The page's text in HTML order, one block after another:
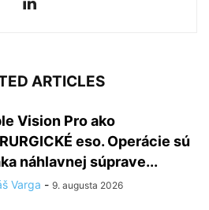
ARTICLES
Vision Pro ako
eso. Operácie sú
náhlavnej súprave...
Varga - 9. augusta 2026